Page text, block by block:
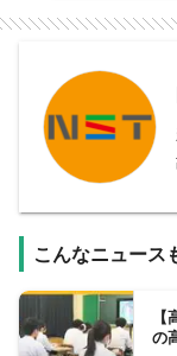
こんなニュース
の